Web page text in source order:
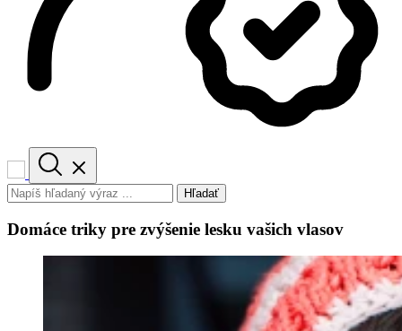
Hľadať
Domáce triky pre zvýšenie lesku vašich vlasov